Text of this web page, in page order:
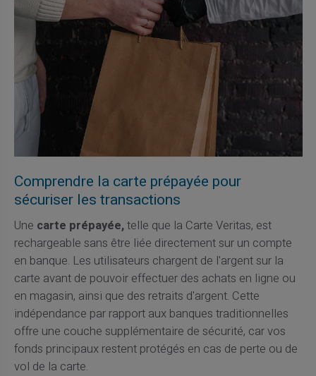
Comprendre la carte prépayée pour
sécuriser les transactions
Une carte prépayée,telle que la Carte Veritas, est
rechargeable sans être liée directement sur un compte
en banque. Les utilisateurs chargent de l'argent sur la
carte avant de pouvoir effectuer des achats en ligne ou
en magasin, ainsi que des retraits d'argent. Cette
indépendance par rapport aux banques traditionnelles
offre une couche supplémentaire de sécurité, car vos
fonds principaux restent protégés en cas de perte ou de
vol de la carte.